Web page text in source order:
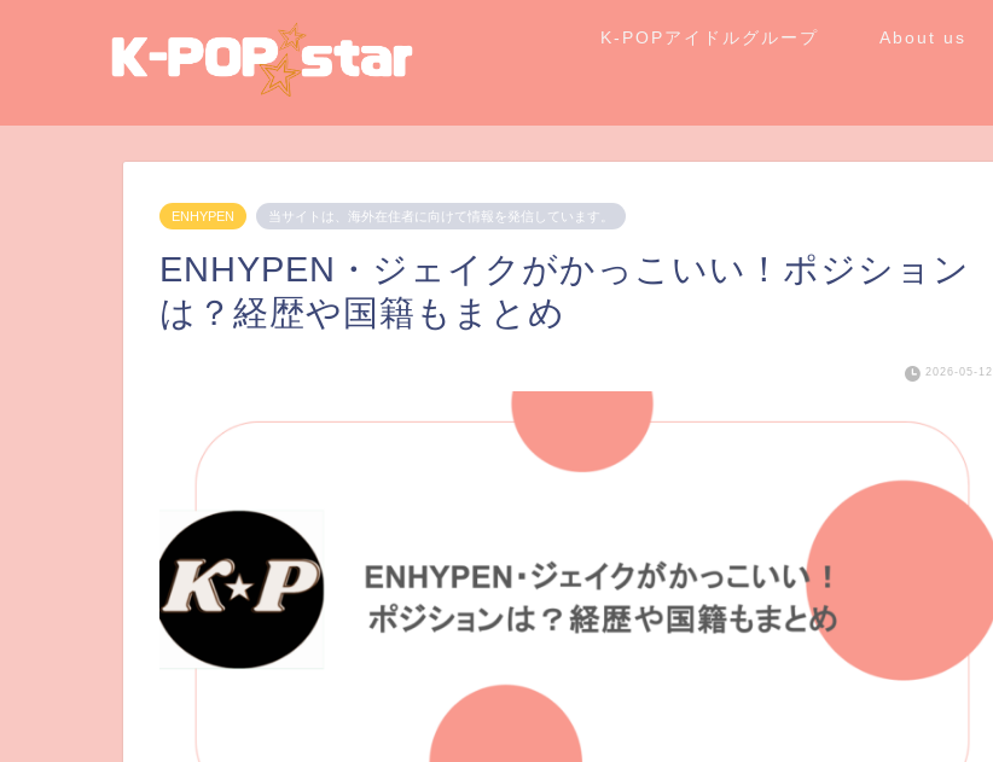
K-POPアイドルグループ About us
ENHYPEN 当サイトは、海外在住者に向けて情報を発信しています。
ENHYPEN・ジェイクがかっこいい！ポジション
は？経歴や国籍もまとめ
2026-05-12